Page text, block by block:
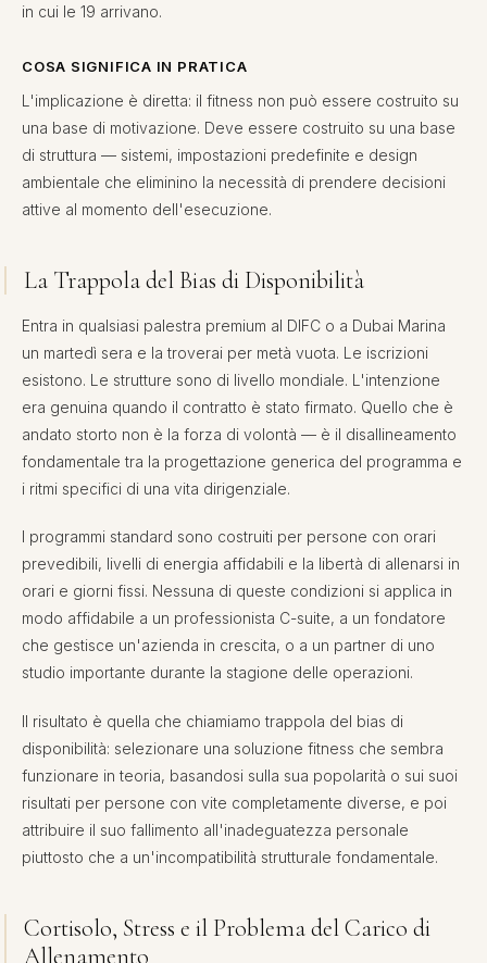
in cui le 19 arrivano.
COSA SIGNIFICA IN PRATICA
L'implicazione è diretta: il fitness non può essere costruito su
una base di motivazione. Deve essere costruito su una base
di struttura — sistemi, impostazioni predefinite e design
ambientale che eliminino la necessità di prendere decisioni
attive al momento dell'esecuzione.
La Trappola del Bias di Disponibilità
Entra in qualsiasi palestra premium al DIFC o a Dubai Marina
un martedì sera e la troverai per metà vuota. Le iscrizioni
esistono. Le strutture sono di livello mondiale. L'intenzione
era genuina quando il contratto è stato firmato. Quello che è
andato storto non è la forza di volontà — è il disallineamento
fondamentale tra la progettazione generica del programma e
i ritmi specifici di una vita dirigenziale.
I programmi standard sono costruiti per persone con orari
prevedibili, livelli di energia affidabili e la libertà di allenarsi in
orari e giorni fissi. Nessuna di queste condizioni si applica in
modo affidabile a un professionista C-suite, a un fondatore
che gestisce un'azienda in crescita, o a un partner di uno
studio importante durante la stagione delle operazioni.
Il risultato è quella che chiamiamo trappola del bias di
disponibilità: selezionare una soluzione fitness che sembra
funzionare in teoria, basandosi sulla sua popolarità o sui suoi
risultati per persone con vite completamente diverse, e poi
attribuire il suo fallimento all'inadeguatezza personale
piuttosto che a un'incompatibilità strutturale fondamentale.
Cortisolo, Stress e il Problema del Carico di
Allenamento